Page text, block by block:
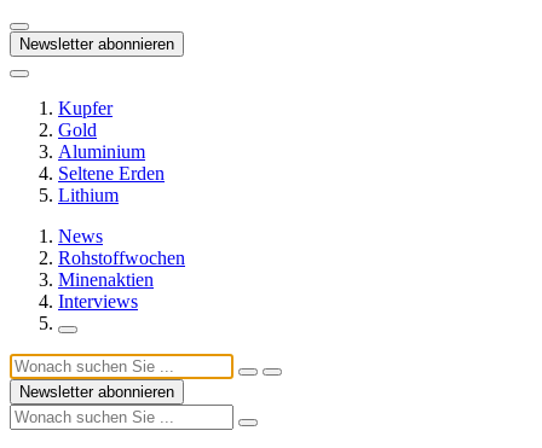
Newsletter abonnieren
Kupfer
Gold
Aluminium
Seltene Erden
Lithium
News
Rohstoffwochen
Minenaktien
Interviews
Newsletter abonnieren